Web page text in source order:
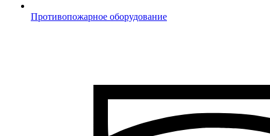
Противопожарное оборудование